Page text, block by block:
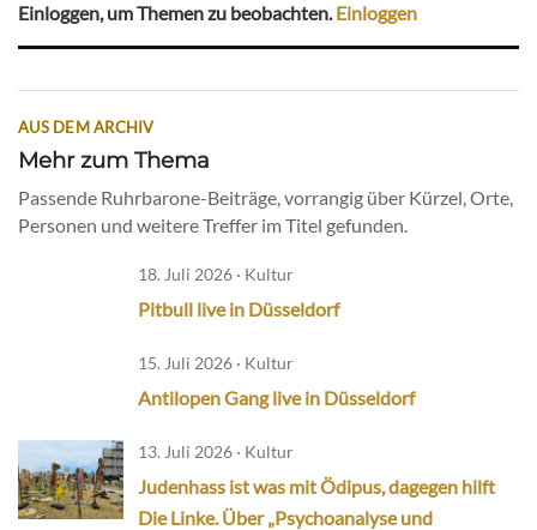
Einloggen, um Themen zu beobachten.Einloggen
AUS DEM ARCHIV
Mehr zum Thema
Passende Ruhrbarone-Beiträge, vorrangig über Kürzel, Orte,
Personen und weitere Treffer im Titel gefunden.
18. Juli 2026 · Kultur
Pitbull live in Düsseldorf
15. Juli 2026 · Kultur
Antilopen Gang live in Düsseldorf
13. Juli 2026 · Kultur
Judenhass ist was mit Ödipus, dagegen hilft
Die Linke. Über „Psychoanalyse und